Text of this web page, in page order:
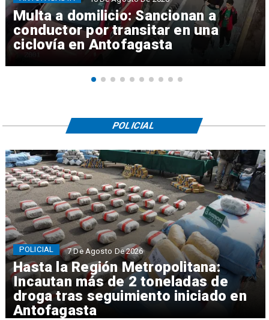
Multa a domilicio: Sancionan a
conductor por transitar en una
ciclovía en Antofagasta
Hasta la Región Metropolitana:
Incautan más de 2 toneladas de
droga tras seguimiento iniciado en
Antofagasta
POLICIAL 7 De Agosto De 2026
POLICIAL